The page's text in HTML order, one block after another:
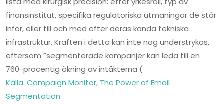
finansinstitut, specifika regulatoriska utmaningar de står
inför, eller till och med efter deras kända tekniska
infrastruktur. Kraften i detta kan inte nog understrykas,
eftersom ”segmenterade kampanjer kan leda till en
760-procentig ökning av intäkterna (
Källa: Campaign Monitor, The Power of Email
Segmentation